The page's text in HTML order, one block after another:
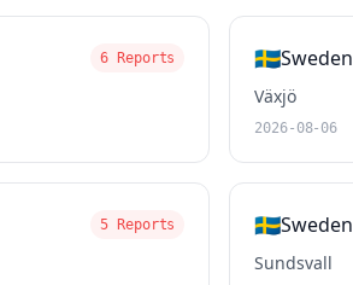
6 Reports 🇸🇪Sweden
Växjö
2026-08-06
5 Reports 🇸🇪Sweden
Sundsvall